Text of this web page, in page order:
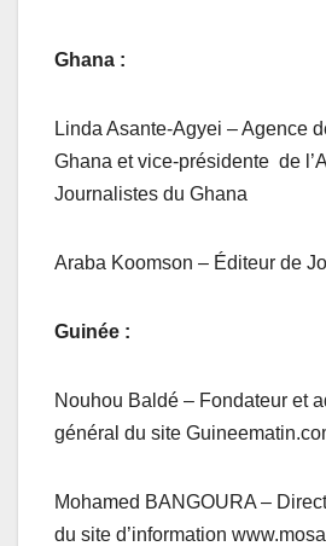
Ghana :
Linda Asante-Agyei – Agence
Ghana et vice-présidente de
Journalistes du Ghana
Araba Koomson – Éditeur de
Guinée :
Nouhou Baldé – Fondateur et
général du site
Mohamed BANGOURA –
du site d’information